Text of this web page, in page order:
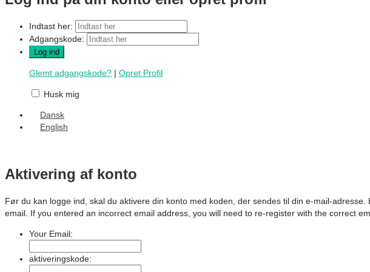
Indtast her:
Adgangskode:
Glemt adgangskode? | Opret Profil
Husk mig
Dansk
English
Aktivering af konto
Før du kan logge ind, skal du aktivere din konto med koden, der sendes til din e-mail-
email. If you entered an incorrect email address, you will need to re-register with the correct
Your Email:
aktiveringskode: